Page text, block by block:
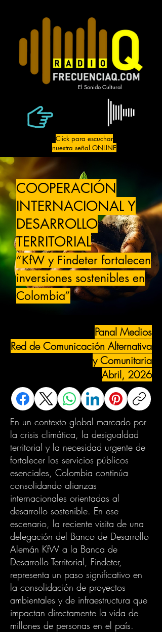
Click para escuchar
nuestra señal ONLINE
El Sonido Cultural
COOPERACIÓN
INTERNACIONAL Y
DESARROLLO
TERRITORIAL
“KfW y Findeter fortalecen
inversiones sostenibles en
Colombia”
Panal Medios
Red de Comunicación Alternativa
y Comunitaria
Abril, 2026
En un contexto global marcado por
la crisis climática, la desigualdad
territorial y la necesidad urgente de
fortalecer los servicios públicos
esenciales, Colombia continúa
consolidando alianzas
internacionales orientadas al
desarrollo sostenible. En ese
escenario, la reciente visita de una
delegación del Banco de Desarrollo
Alemán KfW a la Banca de
Desarrollo Territorial, Findeter,
representa un paso significativo en
la consolidación de proyectos
ambientales y de infraestructura que
impactan directamente la vida de
millones de personas en el país.